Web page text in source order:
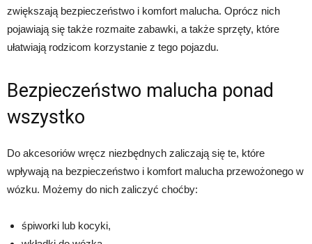
zwiększają bezpieczeństwo i komfort malucha. Oprócz nich
pojawiają się także rozmaite zabawki, a także sprzęty, które
ułatwiają rodzicom korzystanie z tego pojazdu.
Bezpieczeństwo malucha ponad
wszystko
Do akcesoriów wręcz niezbędnych zaliczają się te, które
wpływają na bezpieczeństwo i komfort malucha przewożonego w
wózku. Możemy do nich zaliczyć choćby:
śpiworki lub kocyki,